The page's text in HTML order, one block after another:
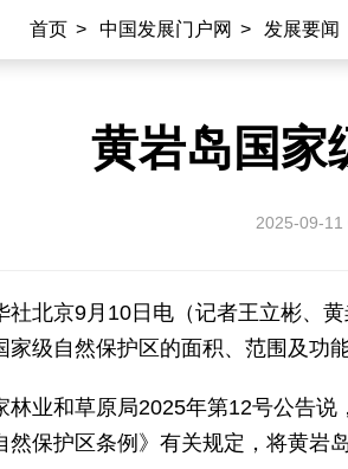
首页 > 中国发展门户网 > 发展要闻
黄岩岛国家
2025-09-11
社北京9月10日电（记者王立彬、
家级自然保护区的面积、范围及功能
林业和草原局2025年第12号公告
然保护区条例》有关规定，将黄岩